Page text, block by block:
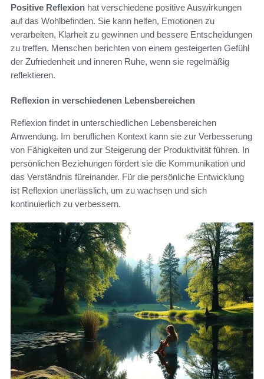
Positive Reflexion hat verschiedene positive Auswirkungen
auf das Wohlbefinden. Sie kann helfen, Emotionen zu
verarbeiten, Klarheit zu gewinnen und bessere Entscheidungen
zu treffen. Menschen berichten von einem gesteigerten Gefühl
der Zufriedenheit und inneren Ruhe, wenn sie regelmäßig
reflektieren.
Reflexion in verschiedenen Lebensbereichen
Reflexion findet in unterschiedlichen Lebensbereichen
Anwendung. Im beruflichen Kontext kann sie zur Verbesserung
von Fähigkeiten und zur Steigerung der Produktivität führen. In
persönlichen Beziehungen fördert sie die Kommunikation und
das Verständnis füreinander. Für die persönliche Entwicklung
ist Reflexion unerlässlich, um zu wachsen und sich
kontinuierlich zu verbessern.